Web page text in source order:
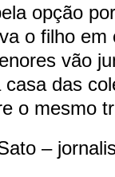
opção
o filho
vão
das
o mesmo
–